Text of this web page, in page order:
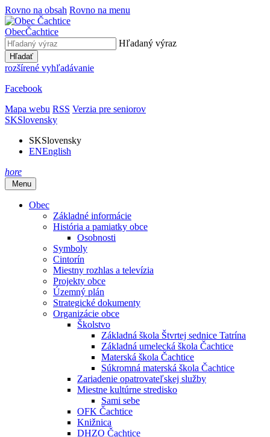
Rovno na obsah Rovno na menu
ObecČachtice
Hľadaný výraz
Hľadať
rozšírené vyhľadávanie
Facebook
Mapa webu RSS Verzia pre seniorov
SKSlovensky
SKSlovensky
ENEnglish
hore
Menu
Obec
Základné informácie
História a pamiatky obce
Osobnosti
Symboly
Cintorín
Miestny rozhlas a televízia
Projekty obce
Územný plán
Strategické dokumenty
Organizácie obce
Školstvo
Základná škola Štvrtej sednice Tatrína
Základná umelecká škola Čachtice
Materská škola Čachtice
Súkromná materská škola Čachtice
Zariadenie opatrovateľskej služby
Miestne kultúrne stredisko
Sami sebe
OFK Čachtice
Knižnica
DHZO Čachtice